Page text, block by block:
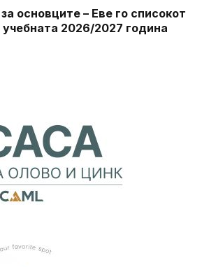
основците – Еве го списокот
2026/2027 година